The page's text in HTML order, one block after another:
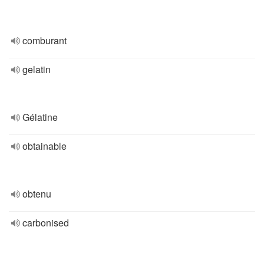
comburant
gelatin
Gélatine
obtainable
obtenu
carbonised